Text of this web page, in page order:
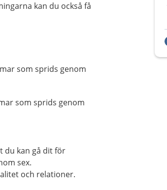
kan du också få
som sprids genom
som sprids genom
du kan gå dit för
sex.
och relationer.